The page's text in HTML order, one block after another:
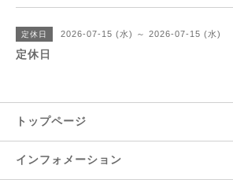
定休日 2026-07-15 (水) ～ 2026-07-15 (水)
定休日
トップページ
インフォメーション